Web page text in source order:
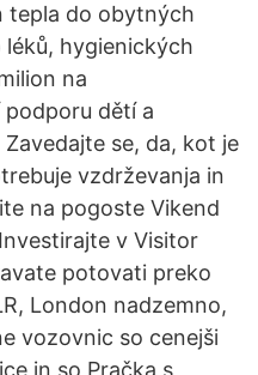
tepla do obytných
léků, hygienických
na
dětí a
se, da, kot je
vzdrževanja in
na pogoste Vikend
v Visitor
potovati preko
London nadzemno,
vozovnic so cenejši
in so Pračka s